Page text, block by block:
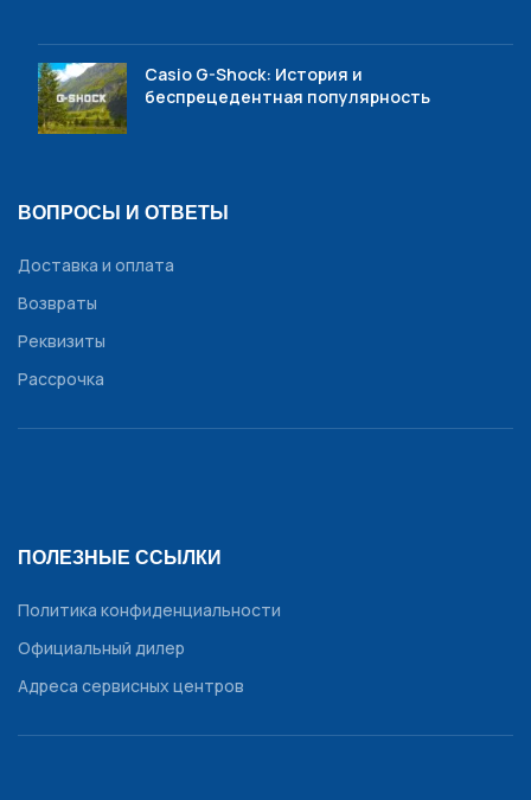
Casio G-Shock: История и
беспрецедентная популярность
ВОПРОСЫ И ОТВЕТЫ
Доставка и оплата
Возвраты
Реквизиты
Рассрочка
ПОЛЕЗНЫЕ ССЫЛКИ
Политика конфиденциальности
Официальный дилер
Адреса сервисных центров